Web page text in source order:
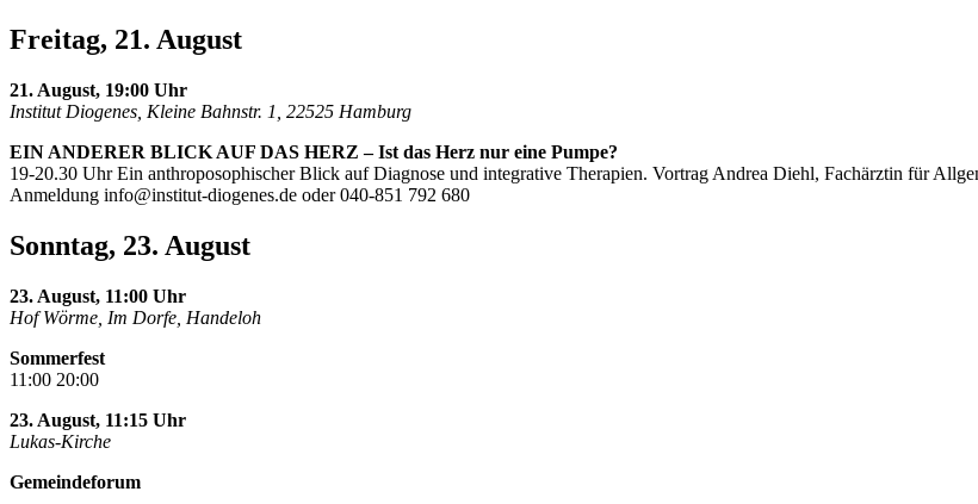
Freitag, 21. August
21. August, 19:00 Uhr
Institut Diogenes, Kleine Bahnstr. 1, 22525 Hamburg
EIN ANDERER BLICK AUF DAS HERZ – Ist das Herz nur eine Pumpe?
19-20.30 Uhr Ein anthroposophischer Blick auf Diagnose und integrative Therapien. Vortrag Andrea Diehl, Fachärztin für
Anmeldung info@institut-diogenes.de oder 040-851 792 680
Sonntag, 23. August
23. August, 11:00 Uhr
Hof Wörme, Im Dorfe, Handeloh
Sommerfest
11:00 20:00
23. August, 11:15 Uhr
Lukas-Kirche
Gemeindeforum